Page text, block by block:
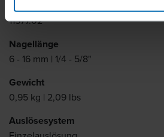
11577.02
Nagellänge
6 - 16 mm | 1/4 - 5/8"
Gewicht
0,95 kg | 2,09 lbs
Auslösesystem